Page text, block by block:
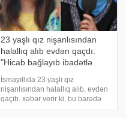
23 yaşlı qız nişanlısından
halallıq alıb evdən qaçdı:
"Hicab bağlayıb ibadətlə
məşğul olurdu..."
İsmayıllıda 23 yaşlı qız
nişanlısından halallıq alıb, evdən
qaçıb. xəbər verir ki, bu barədə
Xəzər televiziyasında yayımlanan